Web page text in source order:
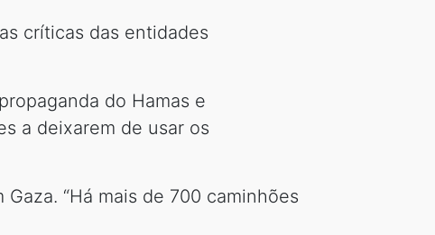
críticas das entidades
do Hamas e
a deixarem de usar os
“Há mais de 700 caminhões